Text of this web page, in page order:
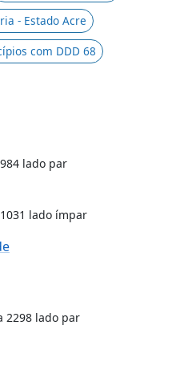
- Estado Acre
com DDD 68
lado par
lado ímpar
2298 lado par